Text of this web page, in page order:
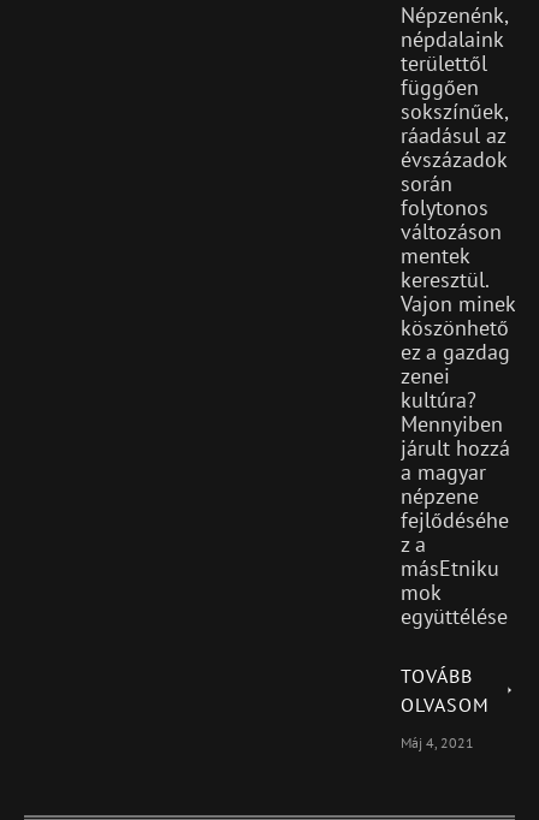
Népzenénk,
népdalaink
területtől
függően
sokszínűek,
ráadásul az
évszázadok
során
folytonos
változáson
mentek
keresztül.
Vajon minek
köszönhető
ez a gazdag
zenei
kultúra?
Mennyiben
járult hozzá
a magyar
népzene
fejlődéséhe
z a
másEtniku
mok
együttélése
TOVÁBB
OLVASOM
Máj 4, 2021